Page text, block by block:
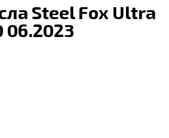
Steel Fox Ultra
06.2023